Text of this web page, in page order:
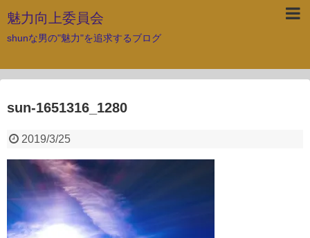
魅力向上委員会
shunな男の"魅力"を追求するブログ
sun-1651316_1280
2019/3/25